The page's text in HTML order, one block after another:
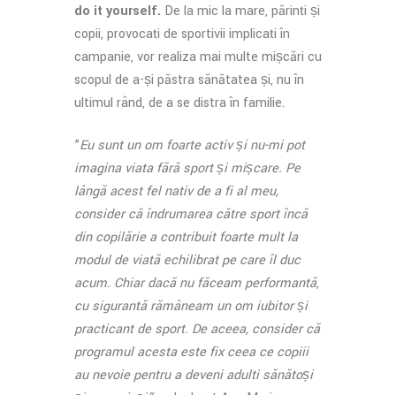
do it yourself. De la mic la mare, părinți și
copii, provocați de sportivii implicați în
campanie, vor realiza mai multe mișcări cu
scopul de a-și păstra sănătatea și, nu în
ultimul rând, de a se distra în familie.
”Eu sunt un om foarte activ și nu-mi pot
imagina viața fără sport și mișcare. Pe
lângă acest fel nativ de a fi al meu,
consider că îndrumarea către sport încă
din copilărie a contribuit foarte mult la
modul de viață echilibrat pe care îl duc
acum. Chiar dacă nu făceam performanță,
cu siguranță rămâneam un om iubitor și
practicant de sport. De aceea, consider că
programul acesta este fix ceea ce copiii
au nevoie pentru a deveni adulți sănătoși